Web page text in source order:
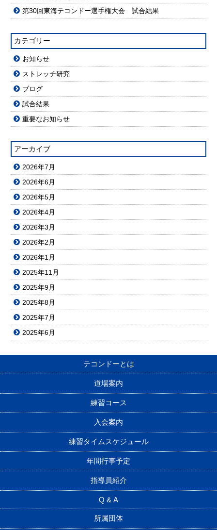
第30回東海テコンドー選手権大会 試合結果
カテゴリー
お知らせ
ストレッチ研究
ブログ
試合結果
重要なお知らせ
アーカイブ
2026年7月
2026年6月
2026年5月
2026年4月
2026年3月
2026年2月
2026年1月
2025年11月
2025年9月
2025年8月
2025年7月
2025年6月
テコンドーとは
道場案内
練習コース
入会案内
練習タイムスケジュール
年間行事予定
指導員紹介
Q & A
所属団体